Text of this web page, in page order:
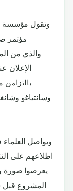
وتقول مؤسسة
مؤتمر
وسانتياغو
ويواصل
اطلاعهم على
يعرضوا صورة
المشروع قبل